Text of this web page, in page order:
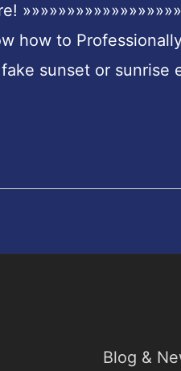
how to
sunset or sunrise
Blog &